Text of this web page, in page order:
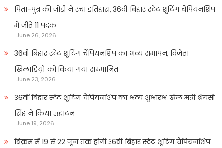
पिता-पुत्र की जोड़ी ने रचा इतिहास, 36वीं बिहार स्टेट शूटिंग चैंपियनशिप
में जीते 11 पदक
June 26, 2026
36वीं बिहार स्टेट शूटिंग चैंपियनशिप का भव्य समापन, विजेता
खिलाडिय़ों को किया गया सम्मानित
June 23, 2026
36वीं बिहार स्टेट शूटिंग चैंपियनशिप का भव्य शुभारंभ, खेल मंत्री श्रेयसी
सिंह ने किया उद्घाटन
June 19, 2026
बिक्रम में 19 से 22 जून तक होगी 36वीं बिहार स्टेट शूटिंग चैंपियनशिप